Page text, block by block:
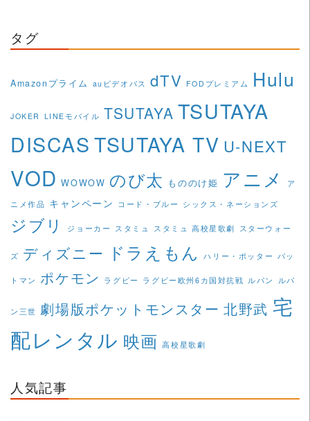
タグ
Amazonプライム auビデオパス dTV FODプレミアム Hulu
JOKER LINEモバイル TSUTAYA TSUTAYA
DISCAS TSUTAYA TV U-NEXT
VOD WOWOW のび太 もののけ姫 アニメ
ア
ニメ作品 キャンペーン コード・ブルー シックス・ネーションズ
ジブリ ジョーカー スタミュ スタミュ 高校星歌劇 スターウォー
ズ ディズニー ドラえもん ハリー・ポッター バッ
トマン ポケモン ラグビー ラグビー欧州6カ国対抗戦 ルパン ルパ
ン三世 劇場版ポケットモンスター 北野武 宅
配レンタル 映画 高校星歌劇
人気記事